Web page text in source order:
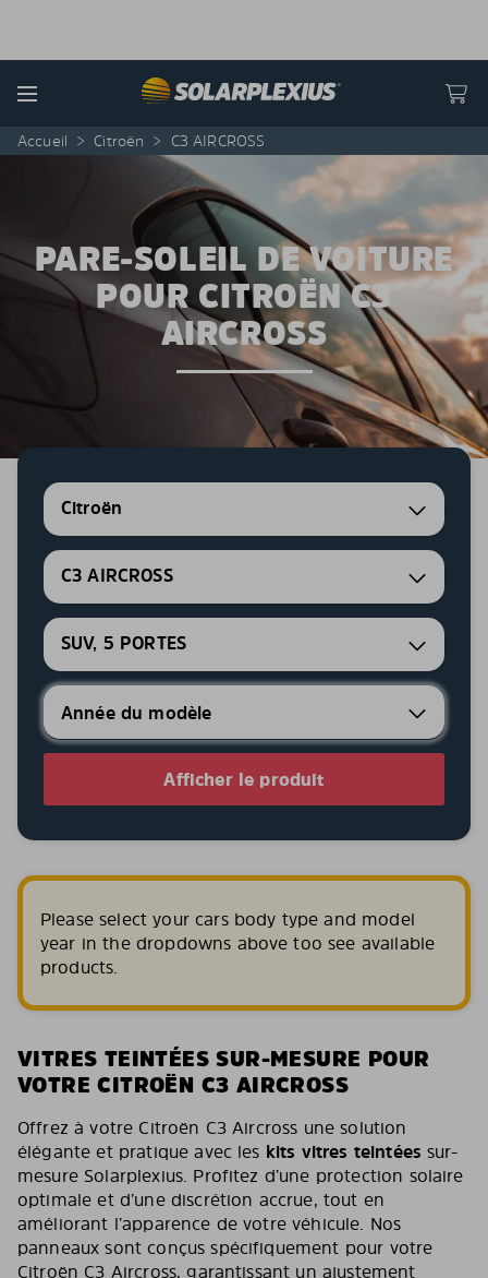
Menu
Accueil > Citroën > C3 AIRCROSS
PARE-SOLEIL DE VOITURE
POUR CITROËN C3
AIRCROSS
Citroën
C3 AIRCROSS
SUV, 5 PORTES
Afficher le produit
Please select your cars body type and model
year in the dropdowns above too see available
products.
VITRES TEINTÉES SUR-MESURE POUR
VOTRE CITROËN C3 AIRCROSS
Offrez à votre Citroën C3 Aircross une solution
élégante et pratique avec les kits vitres teintées sur-
mesure Solarplexius. Profitez d’une protection solaire
optimale et d’une discrétion accrue, tout en
améliorant l’apparence de votre véhicule. Nos
panneaux sont conçus spécifiquement pour votre
Citroën C3 Aircross, garantissant un ajustement